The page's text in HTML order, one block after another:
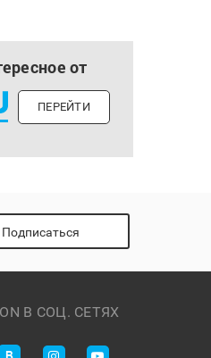
от
ПЕРЕЙТИ
Подписаться
В СОЦ. СЕТЯХ